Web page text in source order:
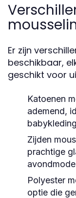
Er zijn
beschikbaar,
geschikt voor
Katoenen
ademend,
Zijden
prachtige
Polyester
optie die